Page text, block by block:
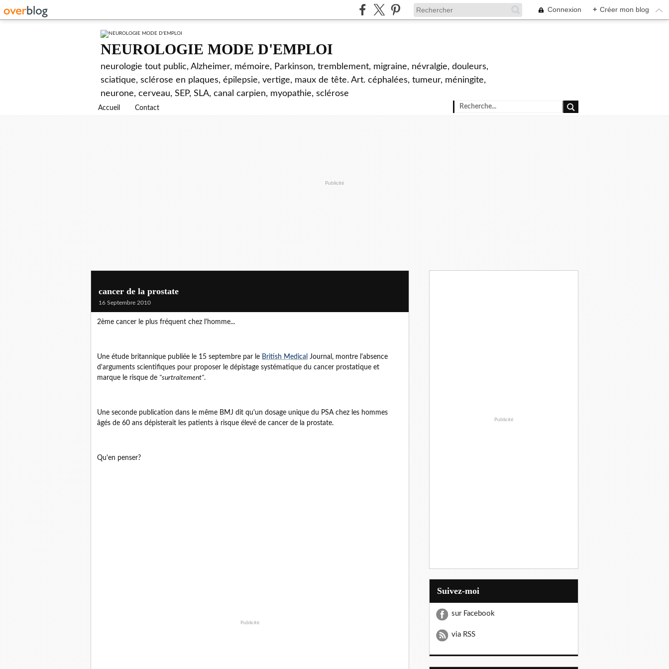
Connexion + Créer mon blog
NEUROLOGIE MODE D'EMPLOI
neurologie tout public, Alzheimer, mémoire, Parkinson, tremblement, migraine, névralgie, douleurs,
sciatique, sclérose en plaques, épilepsie, vertige, maux de tête. Art. céphalées, tumeur, méningite,
neurone, cerveau, SEP, SLA, canal carpien, myopathie, sclérose
Accueil Contact
Publicité
cancer de la prostate
16 Septembre 2010
2ème cancer le plus fréquent chez l'homme...
Une étude britannique publiée le 15 septembre par le British Medical Journal, montre l'absence
d'arguments scientifiques pour proposer le dépistage systématique du cancer prostatique et
marque le risque de "surtraitement".
Une seconde publication dans le même BMJ dit qu'un dosage unique du PSA chez les hommes
âgés de 60 ans dépisterait les patients à risque élevé de cancer de la prostate.
Qu'en penser?
Publicité
Publicité
Suivez-moi
sur Facebook
via RSS